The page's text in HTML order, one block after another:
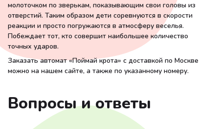
молоточком по зверькам, показывающим свои головы из
отверстий. Таким образом дети соревнуются в скорости
реакции и просто погружаются в атмосферу веселья.
Побеждает тот, кто совершит наибольшее количество
точных ударов.
Заказать автомат «Поймай крота» с доставкой по Москве
можно на нашем сайте, а также по указанному номеру.
Вопросы и ответы